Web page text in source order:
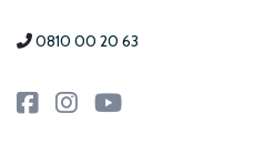
0810 00 20 63